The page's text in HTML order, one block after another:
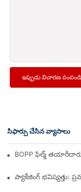
ఇప్పుడు విచారణ పంపండి
సిఫార్సు చేసిన వ్యాసాలు
BOPP ఫిల్మ్
ప్యాకేజింగ్ భవిష్యత్తు: